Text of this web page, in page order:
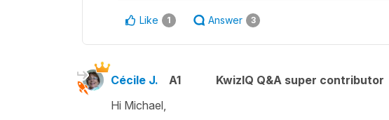
Like 1 Answer 3
Cécile J. A1 KwizIQ Q&A super contributor
Hi Michael,